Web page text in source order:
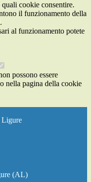
quali cookie consentire.
il funzionamento della
al funzionamento potete
possono essere
nella pagina della cookie
(AL)